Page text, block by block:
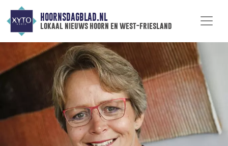
HOORNSDAGBLAD.NL
lokaal nieuws hoorn en west-friesland